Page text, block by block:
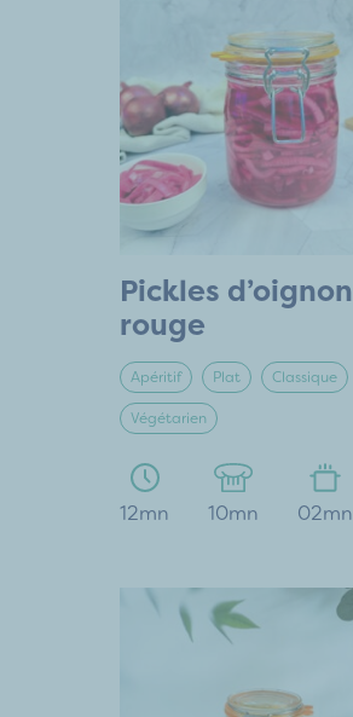
Pickles d’oignon
rouge
Apéritif Plat Classique
Végétarien
12mn 10mn 02mn